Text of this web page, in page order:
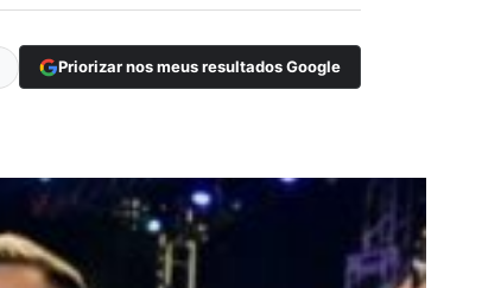
Priorizar nos meus resultados Google